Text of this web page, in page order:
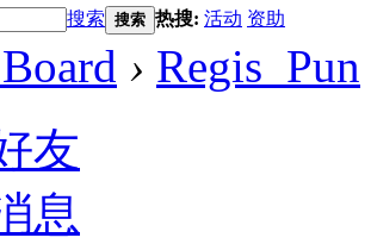
搜索 搜索 热搜: 活动 资助
› Regis_Pun
友
息